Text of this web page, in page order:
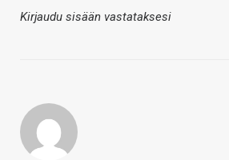
Kirjaudu sisään vastataksesi